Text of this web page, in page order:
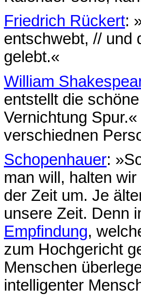
Friedrich Rückert:
entschwebt, // und
gelebt.«
William
entstellt die
Vernichtung
verschiednen
Schopenhauer:
man will, halten wir
der Zeit um. Je
unsere Zeit. Denn
Empfindung,
zum Hochgericht
Menschen
intelligenter